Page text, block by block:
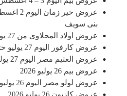
بنى سويف
عروض اولاد المحلاوى من 27 يوليو حتى 5 اغسطس 2026
عروض كارفور اليوم 27 يوليو حتى 29 يوليو 2026 الفريش
عروض العثيم مصر اليوم 27 يوليو 2026
عروض بيم 26 يوليو 2026
عروض لولو مصر اليوم 26 يوليو حتى 5 اغسطس 2026
عروض كازيون 26 يوليو 2026